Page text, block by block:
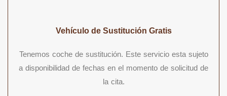
Vehículo de Sustitución Gratis
Tenemos coche de sustitución. Este servicio esta sujeto
a disponibilidad de fechas en el momento de solicitud de
la cita.